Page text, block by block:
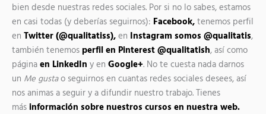
bien desde nuestras redes sociales. Por si no lo sabes, estamos
en casi todas (y deberías seguirnos): Facebook, tenemos perfil
en Twitter (@qualitatiss), en Instagram somos @qualitatis,
también tenemos perfil en Pinterest @qualitatish, así como
página en LinkedIn y en Google+. No te cuesta nada darnos
un Me gustao seguirnos en cuantas redes sociales desees, así
nos animas a seguir y a difundir nuestro trabajo. Tienes
más información sobre nuestros cursos en nuestra web.